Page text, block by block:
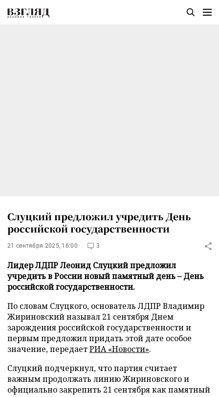
Слуцкий предложил учредить День
российской государственности
21 сентября 2025, 16:00 3
Лидер ЛДПР Леонид Слуцкий предложил
учредить в России новый памятный день – День
российской государственности.
По словам Слуцкого, основатель ЛДПР Владимир
Жириновский называл 21 сентября Днем
зарождения российской государственности и
первым предложил придать этой дате особое
значение, передаетРИА «Новости».
Слуцкий подчеркнул, что партия считает
важным продолжать линию Жириновского и
официально закрепить 21 сентября как памятный